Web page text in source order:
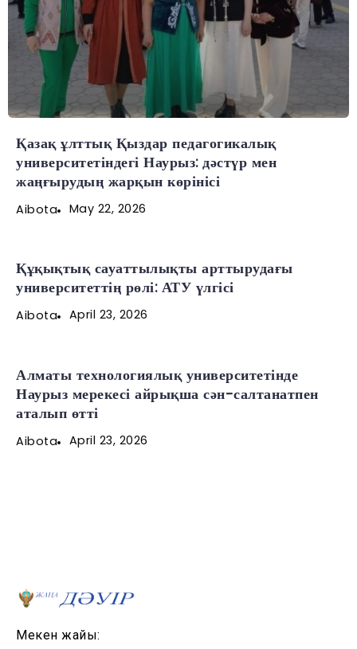
Қазақ ұлттық Қыздар педагогикалық
университетіндегі Наурыз: дәстүр мен
жаңғырудың жарқын көрінісі
Aibota May 22, 2026
Құқықтық сауаттылықты арттырудағы
университеттің рөлі: АТУ үлгісі
Aibota April 23, 2026
Алматы технологиялық университетінде
Наурыз мерекесі айрықша сән-салтанатпен
аталып өтті
Aibota April 23, 2026
Мекен жайы: